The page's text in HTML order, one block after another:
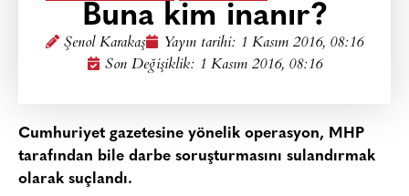
Buna kim inanır?
Şenol Karakaş Yayın tarihi: 1 Kasım 2016, 08:16
Son Değişiklik: 1 Kasım 2016, 08:16
Cumhuriyet gazetesine yönelik operasyon, MHP
tarafından bile darbe soruşturmasını sulandırmak
olarak suçlandı.